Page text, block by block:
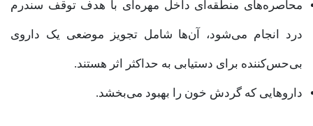
محاصره‌های منطقه‌ای داخل مهره‌ای با هدف توقف سندرم
درد انجام می‌شود، آن‌ها شامل تجویز موضعی یک داروی
بی‌حس‌کننده برای دستیابی به حداکثر اثر هستند.
دارو‌هایی که گردش خون را بهبود می‌بخشد.